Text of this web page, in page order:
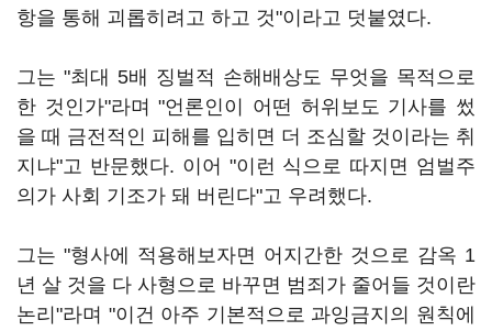
항을 통해 괴롭히려고 하고 것"이라고 덧붙였다.
그는 "최대 5배 징벌적 손해배상도 무엇을 목적으로
한 것인가"라며 "언론인이 어떤 허위보도 기사를 썼
을 때 금전적인 피해를 입히면 더 조심할 것이라는 취
지냐"고 반문했다. 이어 "이런 식으로 따지면 엄벌주
의가 사회 기조가 돼 버린다"고 우려했다.
그는 "형사에 적용해보자면 어지간한 것으로 감옥 1
년 살 것을 다 사형으로 바꾸면 범죄가 줄어들 것이란
논리"라며 "이건 아주 기본적으로 과잉금지의 원칙에